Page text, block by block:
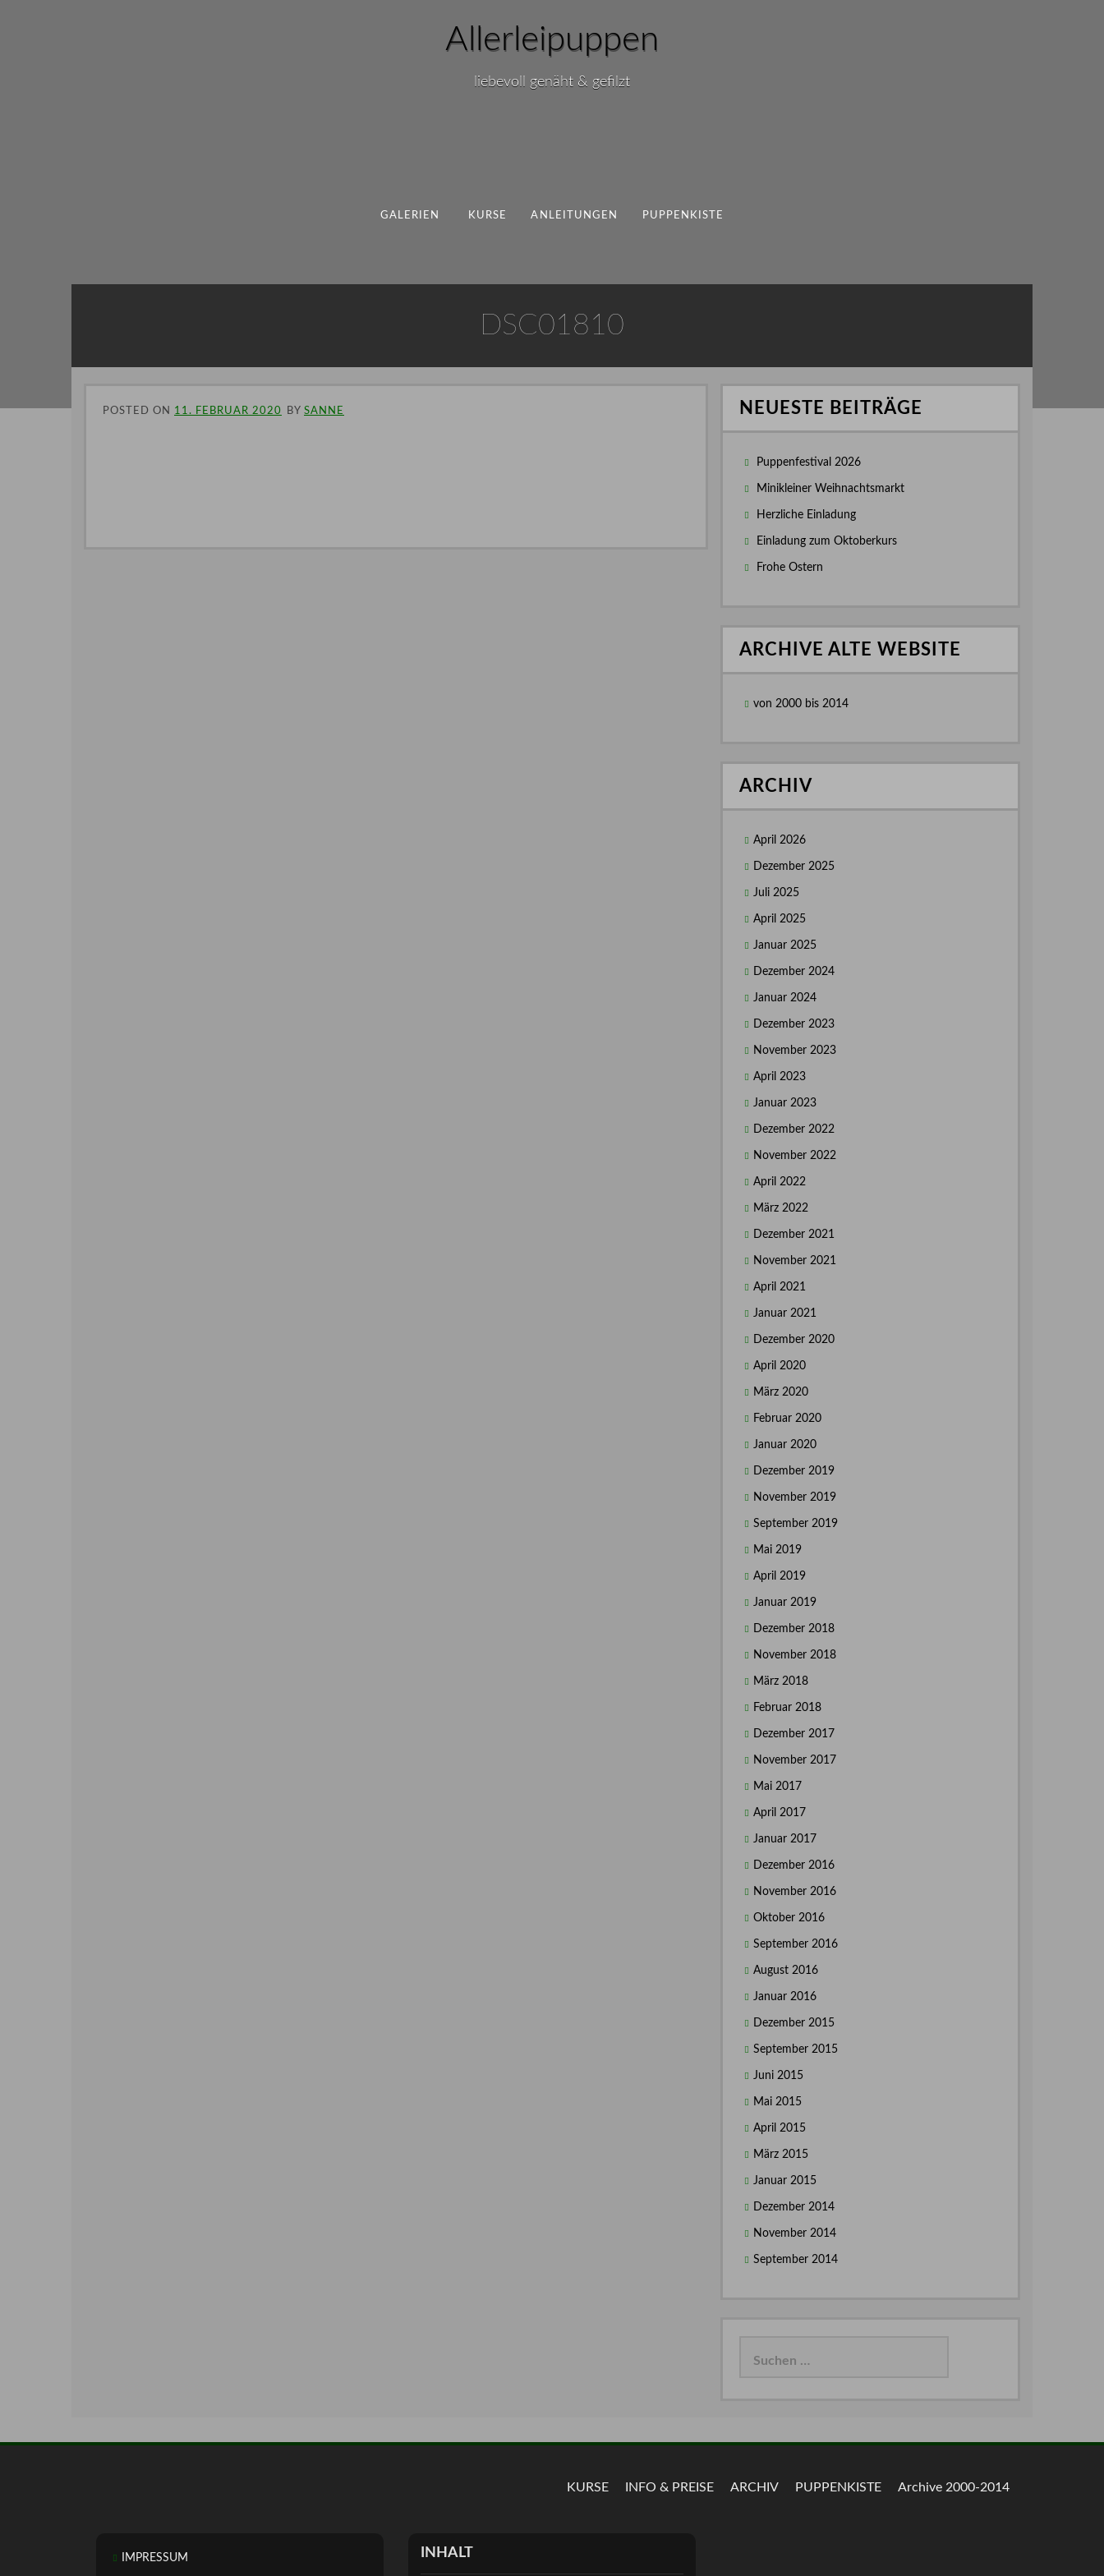
Allerleipuppen
liebevoll genäht & gefilzt
GALERIEN KURSE ANLEITUNGEN PUPPENKISTE
DSC01810
POSTED ON 11. FEBRUAR 2020 BY SANNE NEUESTE BEITRÄGE
Puppenfestival 2026
Minikleiner Weihnachtsmarkt
Herzliche Einladung
Einladung zum Oktoberkurs
Frohe Ostern
ARCHIVE ALTE WEBSITE
von 2000 bis 2014
ARCHIV
April 2026
Dezember 2025
Juli 2025
April 2025
Januar 2025
Dezember 2024
Januar 2024
Dezember 2023
November 2023
April 2023
Januar 2023
Dezember 2022
November 2022
April 2022
März 2022
Dezember 2021
November 2021
April 2021
Januar 2021
Dezember 2020
April 2020
März 2020
Februar 2020
Januar 2020
Dezember 2019
November 2019
September 2019
Mai 2019
April 2019
Januar 2019
Dezember 2018
November 2018
März 2018
Februar 2018
Dezember 2017
November 2017
Mai 2017
April 2017
Januar 2017
Dezember 2016
November 2016
Oktober 2016
September 2016
August 2016
Januar 2016
Dezember 2015
September 2015
Juni 2015
Mai 2015
April 2015
März 2015
Januar 2015
Dezember 2014
November 2014
September 2014
KURSE INFO & PREISE ARCHIV PUPPENKISTE Archive 2000-2014
IMPRESSUM INHALT